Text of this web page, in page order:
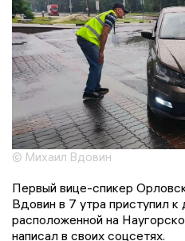
© Михаил Вдовин
Первый вице-спикер
Вдовин в 7 утра приступил
расположенной на
написал в своих соцсетях.